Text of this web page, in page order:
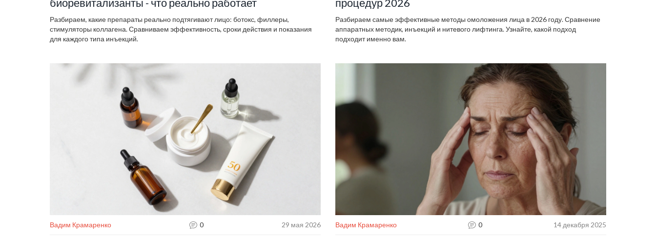
биоревитализанты - что реально работает
Разбираем, какие препараты реально подтягивают лицо: ботокс, филлеры,
стимуляторы коллагена. Сравниваем эффективность, сроки действия и показания
для каждого типа инъекций.
процедур 2026
Разбираем самые эффективные методы омоложения лица в 2026 году. Сравнение
аппаратных методик, инъекций и нитевого лифтинга. Узнайте, какой подход
подходит именно вам.
Вадим Крамаренко 0 29 мая 2026 Вадим Крамаренко 0 14 декабря 2025